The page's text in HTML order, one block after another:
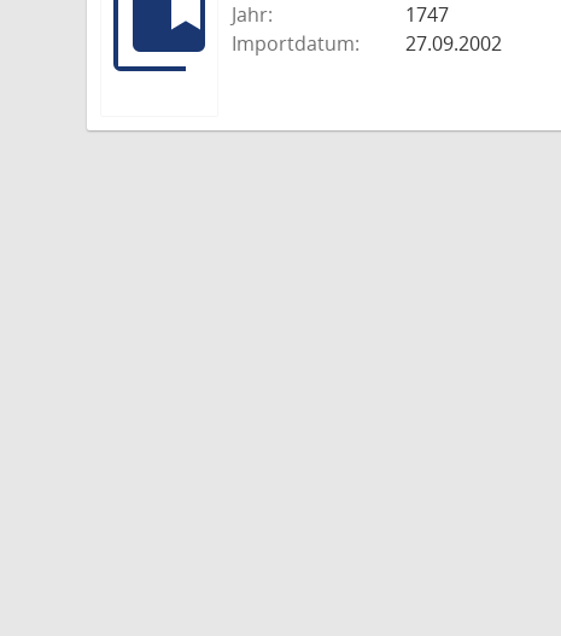
Jahr:
1747
Importdatum:
27.09.2002